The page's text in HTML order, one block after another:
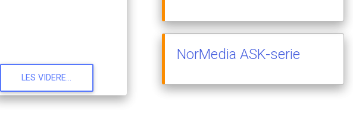
LES VIDERE...
NorMedia ASK-serie